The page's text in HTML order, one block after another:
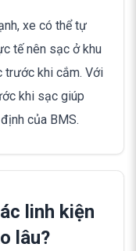
xe có thể tự
tế nên sạc ở khu
trước khi cắm. Với
khi sạc giúp
của BMS.
linh kiện
lâu?